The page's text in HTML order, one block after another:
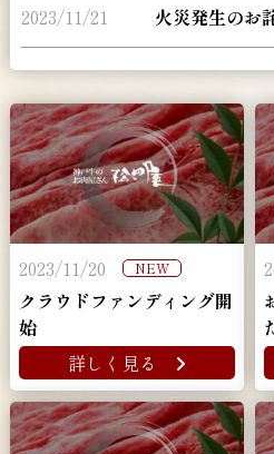
2023/11/21 火災発生のお
2023/11/20 NEW
クラウドファンディング開
始
詳しく見る